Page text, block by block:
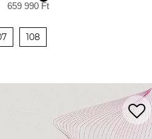
659 990 Ft
108